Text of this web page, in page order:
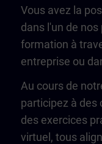
Vous avez la
dans l'un de
formation à
entreprise ou
Au cours de
participez à des
des exercices
virtuel, tous